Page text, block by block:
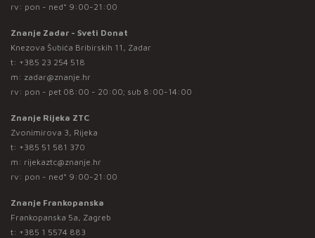
rv: pon - ned* 9:00-21:00
Znanje Zadar - Sveti Donat
Knezova Šubića Bribirskih 11, Zadar
t: +385 23 254 518
m: zadar@znanje.hr
rv: pon - pet 08:00 - 20:00; sub 8:00-14:00
Znanje Rijeka ZTC
Zvonimirova 3, Rijeka
t: +385 51 581 370
m: rijekaztc@znanje.hr
rv: pon - ned* 9:00-21:00
Znanje Frankopanska
Frankopanska 5a, Zagreb
t: +385 1 5574 883